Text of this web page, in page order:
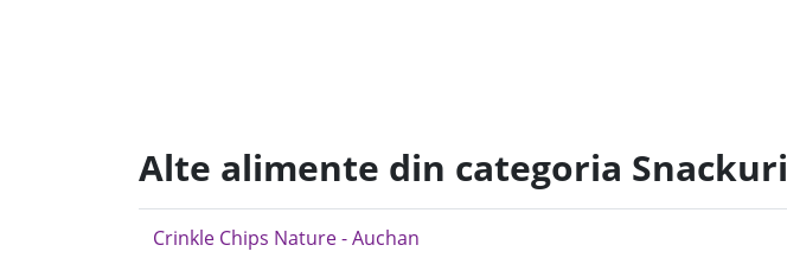
Alte alimente din categoria Snackuri
Crinkle Chips Nature - Auchan